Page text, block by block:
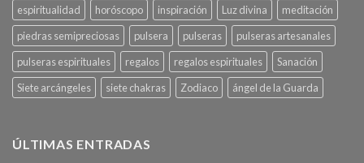
espiritualidad
horóscopo inspiración Luz divina
meditación
piedras semipreciosas
pulsera pulseras
pulseras artesanales
pulseras espirituales
regalos regalos espirituales
Sanación
Siete arcángeles
siete chakras Zodiaco ángel de la Guarda
ÚLTIMAS ENTRADAS